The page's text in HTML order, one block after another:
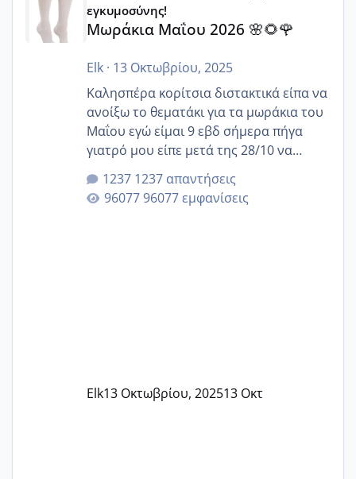
εγκυμοσύνης!
Μωράκια Μαΐου 2026 🌸🌻🌹
Elk· 13 Οκτωβρίου, 2025
Καλησπέρα κορίτσια διστακτικά είπα να
ανοίξω το θεματάκι για τα μωράκια του
Μαΐου εγώ είμαι 9 εβδ σήμερα πήγα
γιατρό μου είπε μετά της 28/10 να
κλείσω ραντεβού για την αυχενική είναι
καμιά άλλη κοπέλα να γεννάει Μάιο ;;
1237 απαντήσεις
96077 εμφανίσεις
Elk13 Οκτωβρίου, 202513 Οκτ